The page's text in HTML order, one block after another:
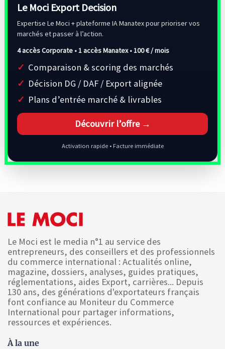
Le Moci Export Decision
Expertise Le Moci + plateforme IA Manatex pour prioriser vos
marchés et passer à l’action.
4 accès Corporate • 1 accès Manatex •100 € / mois
Comparaison & scoring des marchés
Décision DG / DAF / Export alignée
Plans d’entrée marché & livrables
Découvrir l’offre →
Activation rapide • Facture immédiate
Le Moci est le media n°1 au service des
entrepreneurs, des conseillers et des professionnels
du commerce international : Actualités online,
magazine, dossiers, analyses, guides pratiques,
réglementations, aides Export, carrières... Depuis
130 ans, des générations d'exportateurs français
font confiance au Moniteur du Commerce
International pour partager informations,
ressources et expériences.
À la une